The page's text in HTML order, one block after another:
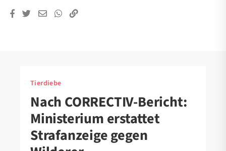
Tierdiebe
Nach CORRECTIV-Bericht:
Ministerium erstattet
Strafanzeige gegen